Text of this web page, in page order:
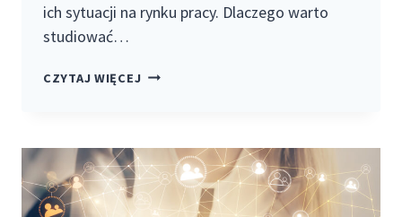
ich sytuacji na rynku pracy. Dlaczego warto
studiować…
CZYTAJ WIĘCEJCZY
EKONOMIĘ?
ANALIZA
RYNKU